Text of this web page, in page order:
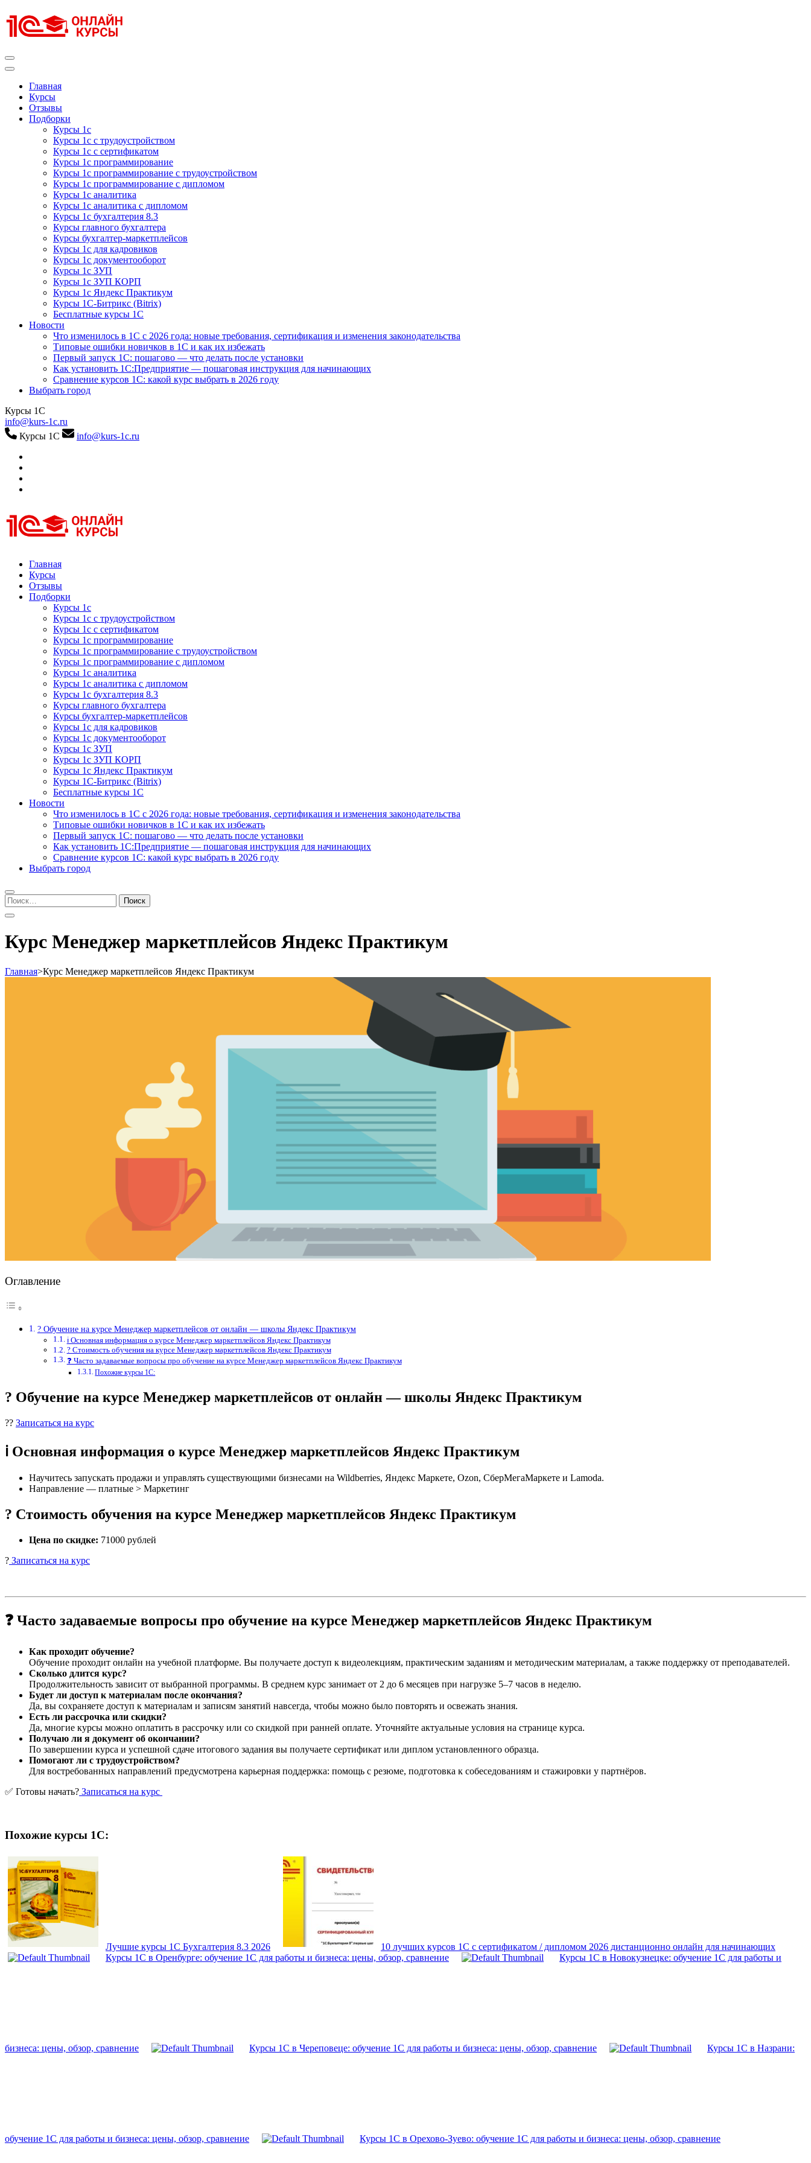
к
содержимому
Главная
Курсы
Отзывы
Подборки
Курсы 1с
Курсы 1с с трудоустройством
Курсы 1с с сертификатом
Курсы 1с программирование
Курсы 1с программирование с трудоустройством
Курсы 1с программирование с дипломом
Курсы 1с аналитика
Курсы 1с аналитика с дипломом
Курсы 1с бухгалтерия 8.3
Курсы главного бухгалтера
Курсы бухгалтер-маркетплейсов
Курсы 1с для кадровиков
Курсы 1с документооборот
Курсы 1с ЗУП
Курсы 1с ЗУП КОРП
Курсы 1с Яндекс Практикум
Курсы 1С-Битрикс (Bitrix)
Бесплатные курсы 1С
Новости
Что изменилось в 1С с 2026 года: новые требования, сертификация и изменения законодательства
Типовые ошибки новичков в 1С и как их избежать
Первый запуск 1С: пошагово — что делать после установки
Как установить 1С:Предприятие — пошаговая инструкция для начинающих
Сравнение курсов 1С: какой курс выбрать в 2026 году
Выбрать город
Курсы 1С
info@kurs-1c.ru
Курсы 1С
info@kurs-1c.ru
Курсы 1С
Курсы 1С официальная сертификация
Главная
Курсы
Отзывы
Подборки
Курсы 1с
Курсы 1с с трудоустройством
Курсы 1с с сертификатом
Курсы 1с программирование
Курсы 1с программирование с трудоустройством
Курсы 1с программирование с дипломом
Курсы 1с аналитика
Курсы 1с аналитика с дипломом
Курсы 1с бухгалтерия 8.3
Курсы главного бухгалтера
Курсы бухгалтер-маркетплейсов
Курсы 1с для кадровиков
Курсы 1с документооборот
Курсы 1с ЗУП
Курсы 1с ЗУП КОРП
Курсы 1с Яндекс Практикум
Курсы 1С-Битрикс (Bitrix)
Бесплатные курсы 1С
Новости
Что изменилось в 1С с 2026 года: новые требования, сертификация и изменения законодательства
Типовые ошибки новичков в 1С и как их избежать
Первый запуск 1С: пошагово — что делать после установки
Как установить 1С:Предприятие — пошаговая инструкция для начинающих
Сравнение курсов 1С: какой курс выбрать в 2026 году
Выбрать город
Найти:
Курс Менеджер маркетплейсов Яндекс Практикум
Главная>Курс Менеджер маркетплейсов Яндекс Практикум
Оглавление
? Обучение на курсе Менеджер маркетплейсов от онлайн — школы Яндекс Практикум
ℹ️ Основная информация о курсе Менеджер маркетплейсов Яндекс Практикум
? Стоимость обучения на курсе Менеджер маркетплейсов Яндекс Практикум
❓ Часто задаваемые вопросы про обучение на курсе Менеджер маркетплейсов Яндекс Практикум
Похожие курсы 1С:
? Обучение на курсе Менеджер маркетплейсов от онлайн — школы Яндекс Практикум
?? Записаться на курс
ℹ️ Основная информация о курсе Менеджер маркетплейсов Яндекс Практикум
Научитесь запускать продажи и управлять существующими бизнесами на Wildberries, Яндекс Маркете, Ozon, СберМегаМаркете и Lamoda.
Направление — платные > Маркетинг
? Стоимость обучения на курсе Менеджер маркетплейсов Яндекс Практикум
Цена по скидке: 71000 рублей
? Записаться на курс
❓ Часто задаваемые вопросы про обучение на курсе Менеджер маркетплейсов Яндекс Практикум
Как проходит обучение?
Обучение проходит онлайн на учебной платформе. Вы получаете доступ к видеолекциям, практическим заданиям и методическим материалам, а также поддержку от преподавателей.
Сколько длится курс?
Продолжительность зависит от выбранной программы. В среднем курс занимает от 2 до 6 месяцев при нагрузке 5–7 часов в неделю.
Будет ли доступ к материалам после окончания?
Да, вы сохраняете доступ к материалам и записям занятий навсегда, чтобы можно было повторять и освежать знания.
Есть ли рассрочка или скидки?
Да, многие курсы можно оплатить в рассрочку или со скидкой при ранней оплате. Уточняйте актуальные условия на странице курса.
Получаю ли я документ об окончании?
По завершении курса и успешной сдаче итогового задания вы получаете сертификат или диплом установленного образца.
Помогают ли с трудоустройством?
Для востребованных направлений предусмотрена карьерная поддержка: помощь с резюме, подготовка к собеседованиям и стажировки у партнёров.
✅ Готовы начать? Записаться на курс
Похожие курсы 1С:
Лучшие курсы 1С Бухгалтерия 8.3 2026
10 лучших курсов 1С с сертификатом / дипломом 2026 дистанционно онлайн для начинающих
Курсы 1С в Оренбурге: обучение 1С для работы и бизнеса: цены, обзор, сравнение
Курсы 1С в Новокузнецке: обучение 1С для работы и
бизнеса: цены, обзор, сравнение Курсы 1С в Череповеце: обучение 1С для работы и бизнеса: цены, обзор, сравнение Курсы 1С в Назрани:
обучение 1С для работы и бизнеса: цены, обзор, сравнение Курсы 1С в Орехово-Зуево: обучение 1С для работы и бизнеса: цены, обзор, сравнение